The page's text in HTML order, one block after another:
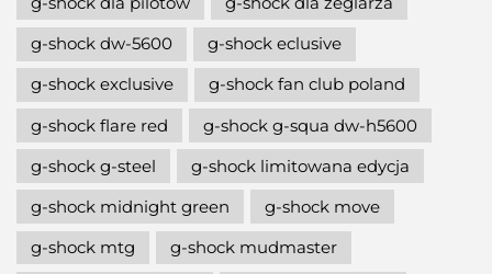
g-shock dw-5600
g-shock eclusive
g-shock exclusive
g-shock fan club poland
g-shock flare red
g-shock g-squa dw-h5600
g-shock g-steel
g-shock limitowana edycja
g-shock midnight green
g-shock move
g-shock mtg
g-shock mudmaster